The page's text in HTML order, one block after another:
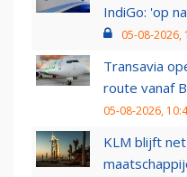
IndiGo: 'op
05-08-2026,
Transavia
route vanaf
05-08-2026,
KLM blijft